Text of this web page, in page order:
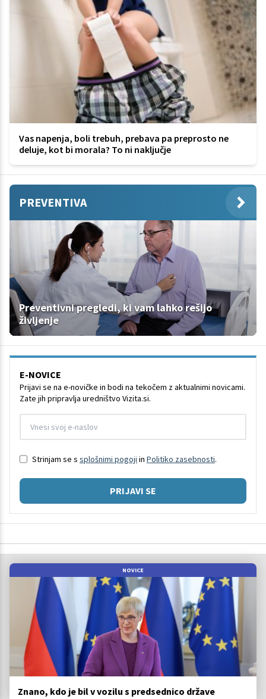
Vas napenja, boli trebuh, prebava pa preprosto ne
deluje, kot bi morala? To ni naključje
PREVENTIVA
Preventivni pregledi, ki vam lahko rešijo
življenje
E-NOVICE
Prijavi se na e-novičke in bodi na tekočem z aktualnimi novicami.
Zate jih pripravlja uredništvo Vizita.si.
Strinjam se s splošnimi pogoji in Politiko zasebnosti.
PRIJAVI SE
NOVICE
Znano, kdo je bil v vozilu s predsednico države